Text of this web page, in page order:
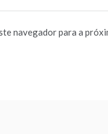
navegador para a